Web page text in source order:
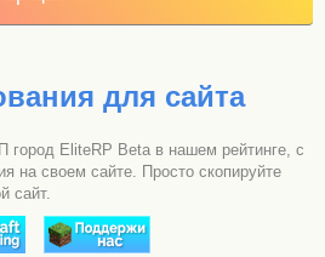
для сайта
город EliteRP Beta в нашем рейтинге, с
на своем сайте. Просто скопируйте
сайт.